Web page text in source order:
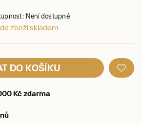
Není dostupné
zboží skladem
DO KOŠÍKU
Kč zdarma